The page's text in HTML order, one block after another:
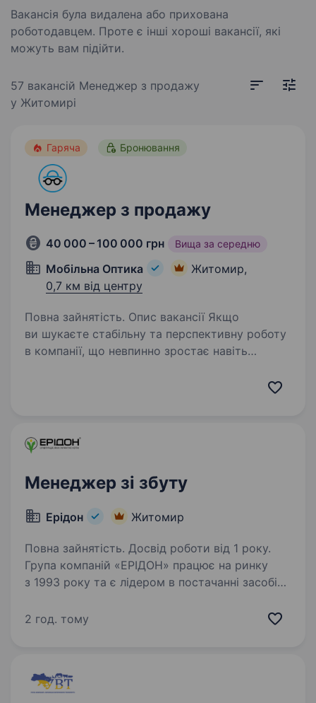
Вакансія була видалена або прихована
роботодавцем. Проте є інші хороші вакансії, які
можуть вам підійти.
57 вакансій Менеджер з продажу
у Житомирі
Гаряча Бронювання
Менеджер з продажу
40 000 – 100 000 грн Вища за середню
Мобільна Оптика
Житомир,
0,7 км від центру
Повна зайнятість. Опис вакансії Якщо
ви шукаєте стабільну та перспективну роботу
в компанії, що невпинно зростає навіть
«Мобільна оптика»! Ми перша в Україні виїзна
Менеджер зі збуту
Ерідон Житомир
Повна зайнятість. Досвід роботи від 1 року.
Група компаній «ЕРІДОН» працює на ринку
з 1993 року та є лідером в постачанні засобів
Компанія реалізує високоякісні продукти усіх
2 год. тому